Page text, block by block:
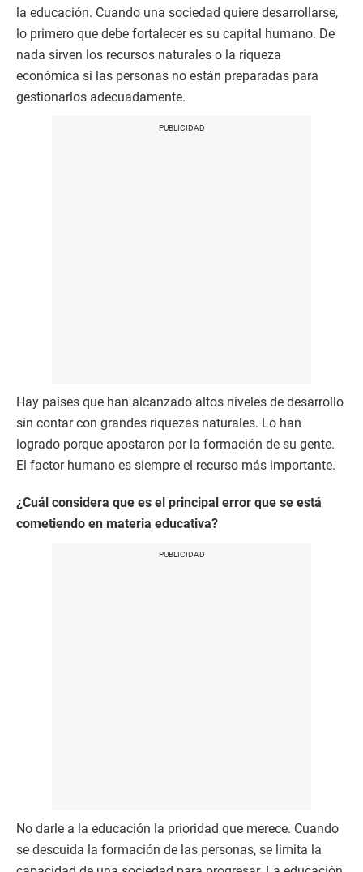
la educación. Cuando una sociedad quiere desarrollarse,
lo primero que debe fortalecer es su capital humano. De
nada sirven los recursos naturales o la riqueza
económica si las personas no están preparadas para
gestionarlos adecuadamente.
Hay países que han alcanzado altos niveles de desarrollo
sin contar con grandes riquezas naturales. Lo han
logrado porque apostaron por la formación de su gente.
El factor humano es siempre el recurso más importante.
¿Cuál considera que es el principal error que se está
cometiendo en materia educativa?
No darle a la educación la prioridad que merece. Cuando
se descuida la formación de las personas, se limita la